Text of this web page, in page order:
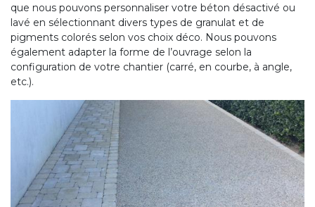
que nous pouvons personnaliser votre béton désactivé ou
lavé en sélectionnant divers types de granulat et de
pigments colorés selon vos choix déco. Nous pouvons
également adapter la forme de l’ouvrage selon la
configuration de votre chantier (carré, en courbe, à angle,
etc.).